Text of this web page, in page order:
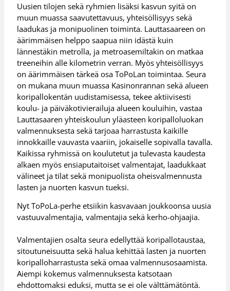
Uusien tilojen sekä ryhmien lisäksi kasvun syitä on
muun muassa saavutettavuus, yhteisöllisyys sekä
laadukas ja monipuolinen toiminta. Lauttasaareen on
äärimmäisen helppo saapua niin idästä kuin
lännestäkin metrolla, ja metroasemiltakin on matkaa
treeneihin alle kilometrin verran. Myös yhteisöllisyys
on äärimmäisen tärkeä osa ToPoLan toimintaa. Seura
on mukana muun muassa Kasinonrannan sekä alueen
koripallokentän uudistamisessa, tekee aktiivisesti
koulu- ja päiväkotivierailuja alueen kouluihin, vastaa
Lauttasaaren yhteiskoulun yläasteen koripalloluokan
valmennuksesta sekä tarjoaa harrastusta kaikille
innokkaille vauvasta vaariin, jokaiselle sopivalla tavalla.
Kaikissa ryhmissä on koulutetut ja tulevasta kaudesta
alkaen myös ensiaputaitoiset valmentajat, laadukkaat
välineet ja tilat sekä monipuolista oheisvalmennusta
lasten ja nuorten kasvun tueksi.
Nyt ToPoLa-perhe etsiikin kasvavaan joukkoonsa uusia
vastuuvalmentajia, valmentajia sekä kerho-ohjaajia.
Valmentajien osalta seura edellyttää koripallotaustaa,
sitoutuneisuutta sekä halua kehittää lasten ja nuorten
koripalloharrastusta sekä omaa valmennusosaamista.
Aiempi kokemus valmennuksesta katsotaan
ehdottomaksi eduksi, mutta se ei ole välttämätöntä.